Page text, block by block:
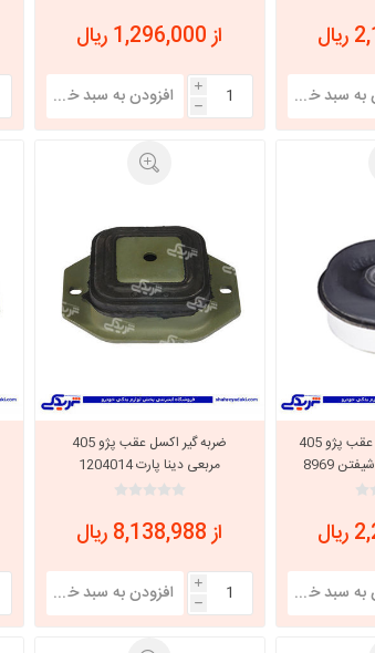
از 1,296,000 ریال
i
h
بوش ضربه گیر اکسل عقب پژو 405
8969
ضربه گیر اکسل عقب پژو 405
مربعی دینا پارت 1204014
از 8,138,988 ریال
i
h